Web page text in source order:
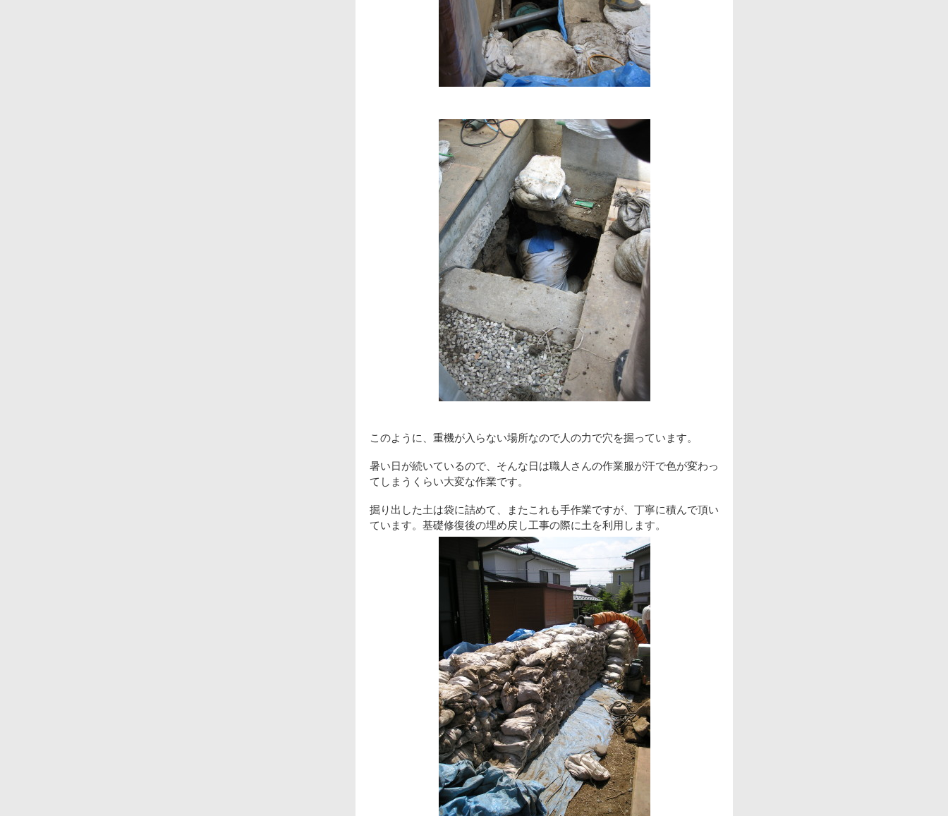
このように、重機が入らない場所なので人の力で穴を掘っています。
暑い日が続いているので、そんな日は職人さんの作業服が汗で色が変わっ
てしまうくらい大変な作業です。
掘り出した土は袋に詰めて、またこれも手作業ですが、丁寧に積んで頂い
ています。基礎修復後の埋め戻し工事の際に土を利用します。